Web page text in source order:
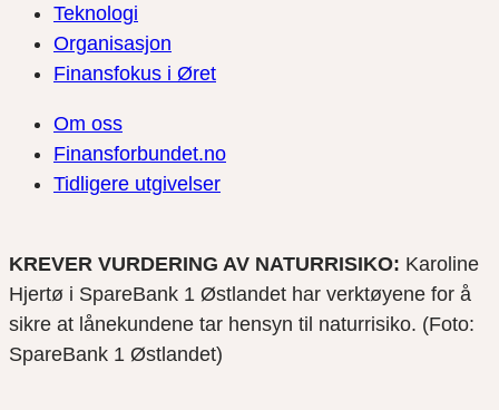
Teknologi
Organisasjon
Finansfokus i Øret
Om oss
Finansforbundet.no
Tidligere utgivelser
KREVER VURDERING AV NATURRISIKO: Karoline
Hjertø i SpareBank 1 Østlandet har verktøyene for å
sikre at lånekundene tar hensyn til naturrisiko. (Foto:
SpareBank 1 Østlandet)